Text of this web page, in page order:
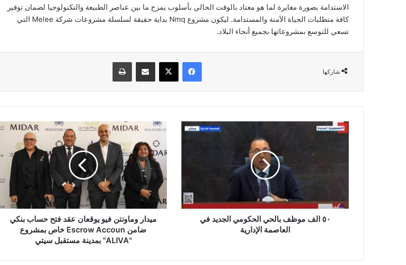
الاستدامة بصورة مغايرة لما هو معتاد بالوقت الحالي بأسلوب يمزج ما بين عناصر الطبيعة والتكنولوجيا لضمان توفير
كافة متطلبات الحياة الآمنة والمستدامة. ليكون مشروع Nmq بداية حقيقة لسلسلة مشروعات شركة Melee التي
تسعي للتوسع بمشروعاتها بجميع أنحاء البلاد.
شاركها
فيسبوك ‫X مشاركة عبر البريد طباعة
٥٠
الف
العاصمة
الإدارية
٥٠ الف موظف بالحي الحكومي الجديد في
العاصمة الإدارية
ميدار
فيو
يوقعان
عقد
فتح
حساب
بنكي
ضامن
Escrow
Accoun
ميدار وماونتن فيو يوقعان عقد فتح حساب بنكي
ضامن Escrow Accoun خاص بمشروع
"ALIVA" بمدينة مستقبل سيتي